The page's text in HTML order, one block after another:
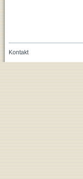
Kontakt